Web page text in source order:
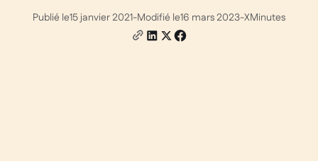
Publié le15 janvier 2021-Modifié le16 mars 2023-XMinutes